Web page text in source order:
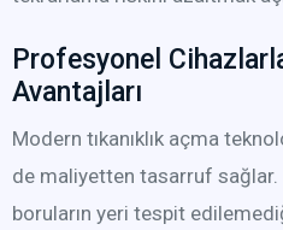
Profesyonel
Avantajları
Modern tıkanıklık açma
de maliyetten tasarruf
boruların yeri tespit